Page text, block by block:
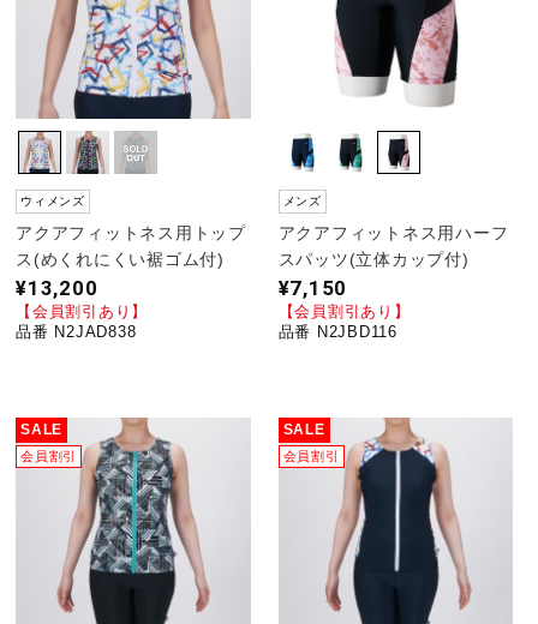
ウィメンズ
アクアフィットネス用トップ
ス(めくれにくい裾ゴム付)
¥13,200
【会員割引あり】
品番 N2JAD838
メンズ
アクアフィットネス用ハーフ
スパッツ(立体カップ付)
¥7,150
【会員割引あり】
品番 N2JBD116
SALE
会員割引
SALE
会員割引